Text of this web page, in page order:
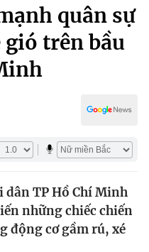
quân sự
gió trên bầu
dân TP Hồ Chí Minh
những chiếc chiến
động cơ gầm rú, xé